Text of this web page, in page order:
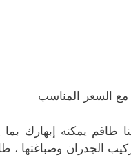
مع السعر المناسب
طاقم يمكنه إبهارك
وصباغتها ،